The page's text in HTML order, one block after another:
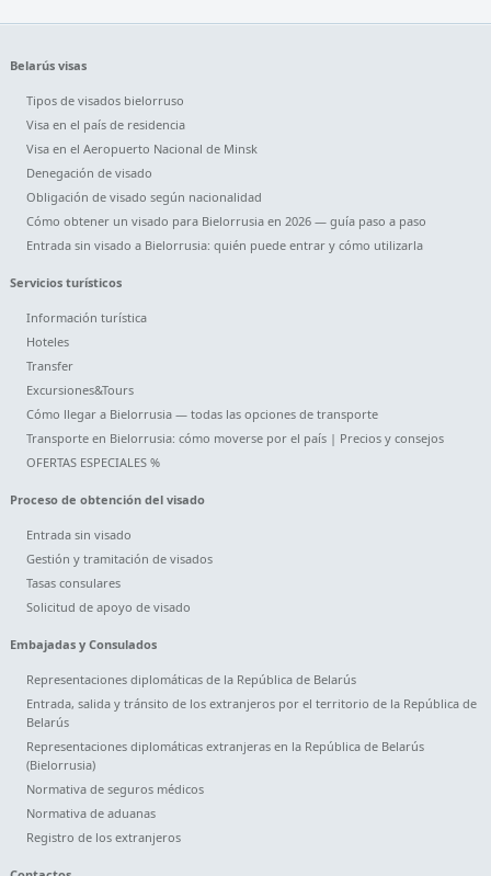
Belarús visas
Tipos de visados bielorruso
Visa en el país de residencia
Visa en el Aeropuerto Nacional de Minsk
Denegación de visado
Obligación de visado según nacionalidad
Cómo obtener un visado para Bielorrusia en 2026 — guía paso a paso
Entrada sin visado a Bielorrusia: quién puede entrar y cómo utilizarla
Servicios turísticos
Información turística
Hoteles
Transfer
Excursiones&Tours
Cómo llegar a Bielorrusia — todas las opciones de transporte
Transporte en Bielorrusia: cómo moverse por el país | Precios y consejos
OFERTAS ESPECIALES %
Proceso de obtención del visado
Entrada sin visado
Gestión y tramitación de visados
Tasas consulares
Solicitud de apoyo de visado
Embajadas y Consulados
Representaciones diplomáticas de la República de Belarús
Entrada, salida y tránsito de los extranjeros por el territorio de la República de
Belarús
Representaciones diplomáticas extranjeras en la República de Belarús
(Bielorrusia)
Normativa de seguros médicos
Normativa de aduanas
Registro de los extranjeros